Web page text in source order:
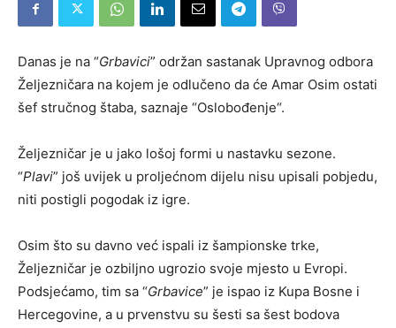
Danas je na “Grbavici” održan sastanak Upravnog odbora
Željezničara na kojem je odlučeno da će Amar Osim ostati
šef stručnog štaba, saznaje “Oslobođenje“.
Željezničar je u jako lošoj formi u nastavku sezone.
“Plavi” još uvijek u proljećnom dijelu nisu upisali pobjedu,
niti postigli pogodak iz igre.
Osim što su davno već ispali iz šampionske trke,
Željezničar je ozbiljno ugrozio svoje mjesto u Evropi.
Podsjećamo, tim sa “Grbavice” je ispao iz Kupa Bosne i
Hercegovine, a u prvenstvu su šesti sa šest bodova